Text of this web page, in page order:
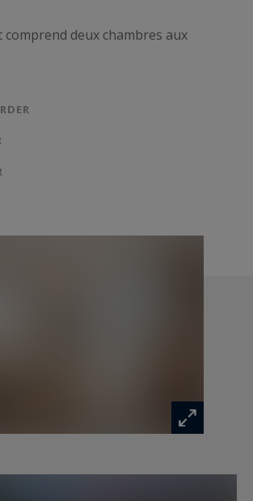
comprend deux chambres aux
et de places de stationnement.
sur le bassin annécien,